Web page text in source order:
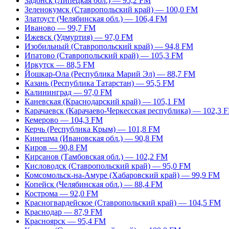
Зеленокумск (Ставропольский край) — 100,0 FM
Златоуст (Челябинская обл.) — 106,4 FM
Иваново — 99,7 FM
Ижевск (Удмуртия) — 97,0 FM
Изобильный (Ставропольский край) — 94,8 FM
Ипатово (Ставропольский край) — 105,3 FM
Иркутск — 88,5 FM
Йошкар-Ола (Республика Марий Эл) — 88,7 FM
Казань (Республика Татарстан) — 95,5 FM
Калининград — 97,0 FM
Каневская (Краснодарский край) — 105,1 FM
Карачаевск (Карачаево-Черкесская республика) — 102,3
Кемерово — 104,3 FM
Керчь (Республика Крым) — 101,8 FM
Кинешма (Ивановская обл.) — 90,8 FM
Киров — 90,8 FM
Кирсанов (Тамбовская обл.) — 102,2 FM
Кисловодск (Ставропольский край) — 95,0 FM
Комсомольск-на-Амуре (Хабаровский край) — 99,9 FM
Копейск (Челябинская обл.) — 88,4 FM
Кострома — 92,0 FM
Красногвардейское (Ставропольский край) — 104,5 FM
Краснодар — 87,9 FM
Красноярск — 95,4 FM